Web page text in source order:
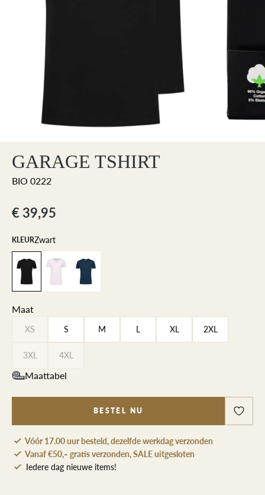
GARAGE TSHIRT
BIO 0222
€ 39,95
KLEURZwart
Maat
XS S M L XL 2XL
3XL 4XL
Maattabel
BESTEL NU
Vóór 17.00 uur besteld, dezelfde werkdag verzonden
Vanaf €50,- gratis verzonden, SALE uitgesloten
Iedere dag nieuwe items!